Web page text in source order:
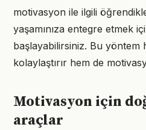
motivasyon ile ilgili
yaşamınıza entegre etmek
başlayabilirsiniz. Bu yöntem
kolaylaştırır hem de
Motivasyon için
araçlar